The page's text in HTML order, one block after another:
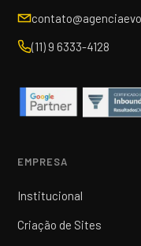
(11) 9 6333-4128
EMPRESA
Institucional
Criação de Sites